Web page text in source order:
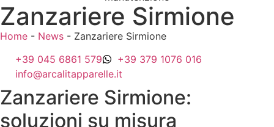
Zanzariere Sirmione
Home - News - Zanzariere Sirmione
+39 045 6861 579
+39 379 1076 016
info@arcalitapparelle.it
Zanzariere Sirmione:
soluzioni su misura